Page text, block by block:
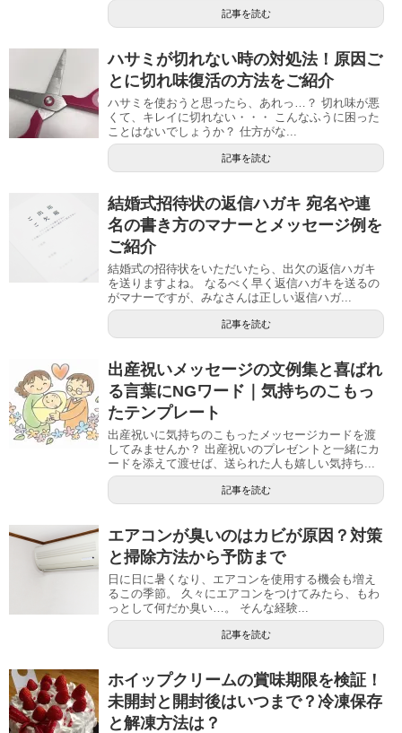
記事を読む
ハサミが切れない時の対処法！原因ご
とに切れ味復活の方法をご紹介
ハサミを使おうと思ったら、あれっ…？ 切れ味が悪
くて、キレイに切れない・・・ こんなふうに困った
ことはないでしょうか？ 仕方がな...
記事を読む
結婚式招待状の返信ハガキ 宛名や連
名の書き方のマナーとメッセージ例を
ご紹介
結婚式の招待状をいただいたら、出欠の返信ハガキ
を送りますよね。 なるべく早く返信ハガキを送るの
がマナーですが、みなさんは正しい返信ハガ...
記事を読む
出産祝いメッセージの文例集と喜ばれ
る言葉にNGワード｜気持ちのこもっ
たテンプレート
出産祝いに気持ちのこもったメッセージカードを渡
してみませんか？ 出産祝いのプレゼントと一緒にカ
ードを添えて渡せば、送られた人も嬉しい気持ち...
記事を読む
エアコンが臭いのはカビが原因？対策
と掃除方法から予防まで
日に日に暑くなり、エアコンを使用する機会も増え
るこの季節。 久々にエアコンをつけてみたら、もわ
っとして何だか臭い…。 そんな経験...
記事を読む
ホイップクリームの賞味期限を検証！
未開封と開封後はいつまで？冷凍保存
と解凍方法は？